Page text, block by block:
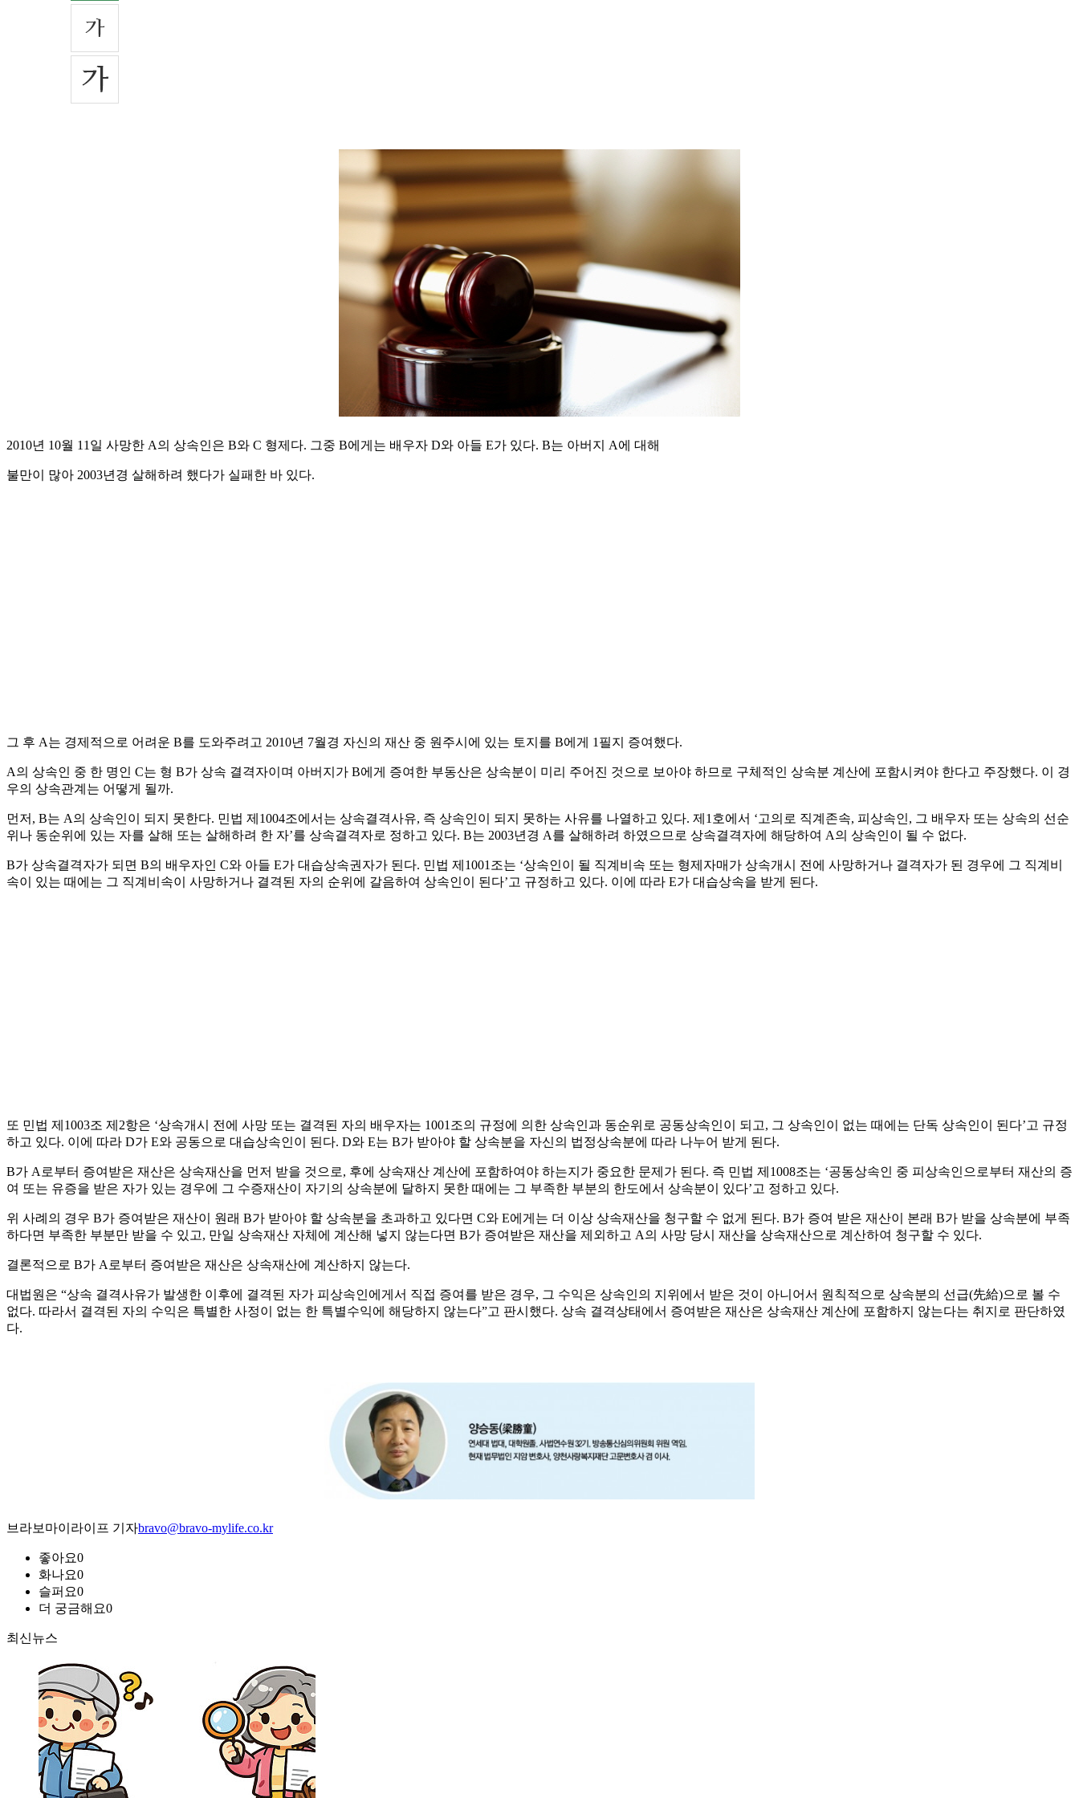
2010년 10월 11일 사망한 A의 상속인은 B와 C 형제다. 그중 B에게는 배우자 D와 아들 E가 있다. B는 아버지 A에 대해
불만이 많아 2003년경 살해하려 했다가 실패한 바 있다.
그 후 A는 경제적으로 어려운 B를 도와주려고 2010년 7월경 자신의 재산 중 원주시에 있는 토지를 B에게 1필지 증여했다.
A의 상속인 중 한 명인 C는 형 B가 상속 결격자이며 아버지가 B에게 증여한 부동산은 상속분이 미리 주어진 것으로 보아야 하므로 구체적인 상속분 계산에 포함시켜야 한다고 주장했다. 이 경
우의 상속관계는 어떻게 될까.
먼저, B는 A의 상속인이 되지 못한다. 민법 제1004조에서는 상속결격사유, 즉 상속인이 되지 못하는 사유를 나열하고 있다. 제1호에서 ‘고의로 직계존속, 피상속인, 그 배우자 또는 상속의 선순
위나 동순위에 있는 자를 살해 또는 살해하려 한 자’를 상속결격자로 정하고 있다. B는 2003년경 A를 살해하려 하였으므로 상속결격자에 해당하여 A의 상속인이 될 수 없다.
B가 상속결격자가 되면 B의 배우자인 C와 아들 E가 대습상속권자가 된다. 민법 제1001조는 ‘상속인이 될 직계비속 또는 형제자매가 상속개시 전에 사망하거나 결격자가 된 경우에 그 직계비
속이 있는 때에는 그 직계비속이 사망하거나 결격된 자의 순위에 갈음하여 상속인이 된다’고 규정하고 있다. 이에 따라 E가 대습상속을 받게 된다.
또 민법 제1003조 제2항은 ‘상속개시 전에 사망 또는 결격된 자의 배우자는 1001조의 규정에 의한 상속인과 동순위로 공동상속인이 되고, 그 상속인이 없는 때에는 단독 상속인이 된다’고 규정
하고 있다. 이에 따라 D가 E와 공동으로 대습상속인이 된다. D와 E는 B가 받아야 할 상속분을 자신의 법정상속분에 따라 나누어 받게 된다.
B가 A로부터 증여받은 재산은 상속재산을 먼저 받을 것으로, 후에 상속재산 계산에 포함하여야 하는지가 중요한 문제가 된다. 즉 민법 제1008조는 ‘공동상속인 중 피상속인으로부터 재산의 증
여 또는 유증을 받은 자가 있는 경우에 그 수증재산이 자기의 상속분에 달하지 못한 때에는 그 부족한 부분의 한도에서 상속분이 있다’고 정하고 있다.
위 사례의 경우 B가 증여받은 재산이 원래 B가 받아야 할 상속분을 초과하고 있다면 C와 E에게는 더 이상 상속재산을 청구할 수 없게 된다. B가 증여 받은 재산이 본래 B가 받을 상속분에 부족
하다면 부족한 부분만 받을 수 있고, 만일 상속재산 자체에 계산해 넣지 않는다면 B가 증여받은 재산을 제외하고 A의 사망 당시 재산을 상속재산으로 계산하여 청구할 수 있다.
결론적으로 B가 A로부터 증여받은 재산은 상속재산에 계산하지 않는다.
대법원은 “상속 결격사유가 발생한 이후에 결격된 자가 피상속인에게서 직접 증여를 받은 경우, 그 수익은 상속인의 지위에서 받은 것이 아니어서 원칙적으로 상속분의 선급(先給)으로 볼 수
없다. 따라서 결격된 자의 수익은 특별한 사정이 없는 한 특별수익에 해당하지 않는다”고 판시했다. 상속 결격상태에서 증여받은 재산은 상속재산 계산에 포함하지 않는다는 취지로 판단하였
다.
브라보마이라이프 기자bravo@bravo-mylife.co.kr
좋아요0
화나요0
슬퍼요0
더 궁금해요0
최신뉴스